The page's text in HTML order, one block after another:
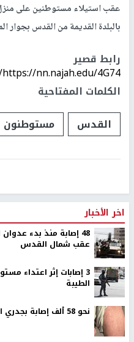
عقب استيلاء مستوطنين على
بالبلدة القديمة من القدس بجوار
رابط قصير
https://nn.najah.edu/4G74/
الكلمات المفتاحية
القدس
مستوطنون
اخر الأخبار
48 إصابة منذ بدء
عقب شمال القدس
‏3 إصابات إثر اعتداء
الطيبة
نحو 58 ألف إصابة بجدري الماء في قطاع غزة منذ بداية العام